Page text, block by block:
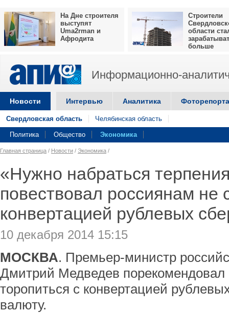
На Дне строителя
выступят
Uma2rman и
Афродита
Строители
области
больше
Информационно-
Новости Интервью Аналитика
Свердловская область Челябинская область
Политика Общество Экономика
Главная страница / Новости / Экономика /
«Нужно набраться
повествовал россиянам не
конвертацией рублевых
10 декабря 2014 15:15
МОСКВА. Премьер-министр
Дмитрий Медведев порекомендовал
торопиться с конвертацией
валюту.